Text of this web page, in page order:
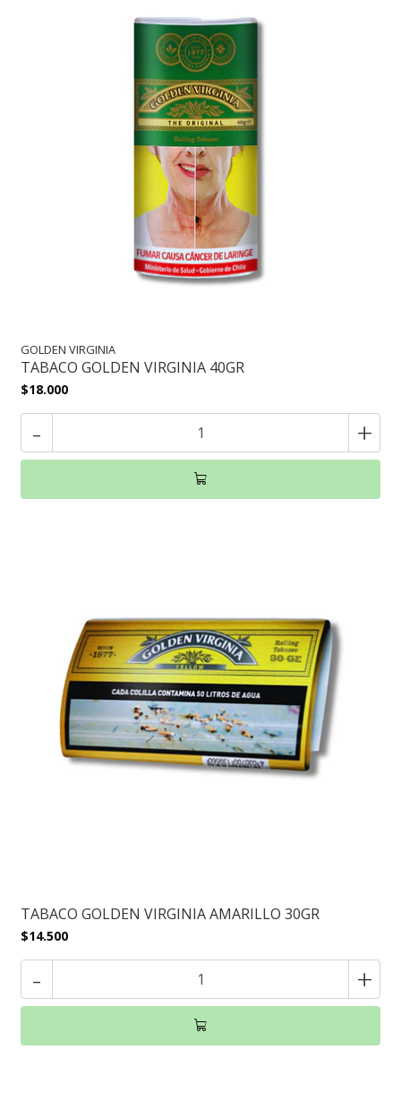
GOLDEN VIRGINIA
TABACO GOLDEN VIRGINIA 40GR
$18.000
- +
TABACO GOLDEN VIRGINIA AMARILLO 30GR
$14.500
- +